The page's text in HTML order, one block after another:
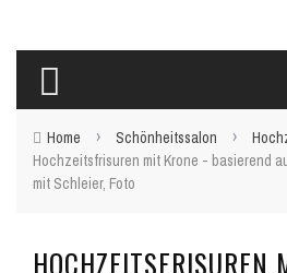
Home › Schönheitssalon ›
Hochzeitsfrisuren mit Krone - basierend
mit Schleier, Foto
HOCHZEITSFRISUREN